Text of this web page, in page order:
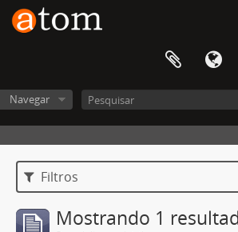
Navegar
Filtros
Mostrando 1